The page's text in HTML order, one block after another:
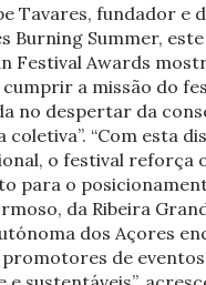
Tavares, fundador e
Burning Summer,
Festival Awards
cumprir a missão do
no despertar da
coletiva”. “Com esta
o festival reforça
para o
da Ribeira
dos Açores
de